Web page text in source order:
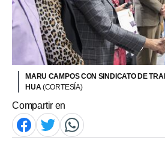
MARU CAMPOS CON SINDICATO DE
HUA(CORTESÍA)
Compartir en